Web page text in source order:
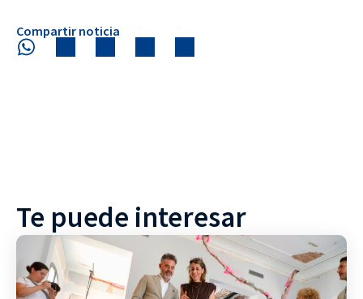
Compartir noticia
Te puede interesar